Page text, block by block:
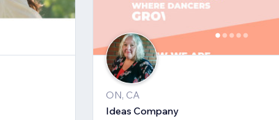
ON, CA
Ideas Company